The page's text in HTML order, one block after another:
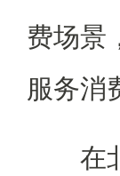
费场景
服务消
在北